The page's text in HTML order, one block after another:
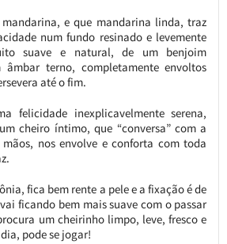
e que mandarina linda, traz
num fundo resinado e levemente
suave e natural, de um benjoim
terno, completamente envoltos
até o fim.
felicidade inexplicavelmente serena,
cheiro íntimo, que “conversa” com a
mãos, nos envolve e conforta com toda
fica bem rente a pele e a fixação é de
ficando bem mais suave com o passar
um cheirinho limpo, leve, fresco e
pode se jogar!